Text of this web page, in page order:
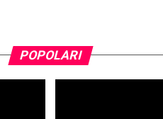
POPOLARI